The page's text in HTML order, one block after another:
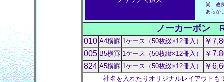
尚、改
あらか
ノーカーボン
010 A4横罫 1ケース（50枚綴×12冊入）
￥
005 B5横罫 1ケース（50枚綴×12冊入）
￥
824 A5横罫 1ケース（50枚綴×12冊入） ￥
社名を入れたりオリジナルレイアウトも